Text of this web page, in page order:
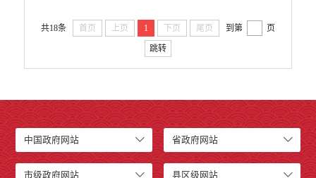
共18条 首页 上页 1 下页 尾页 到第 页
跳转
中国政府网站 省政府网站
市级政府网站 县区级网站